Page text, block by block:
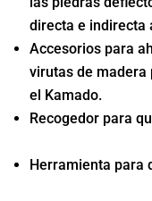
directa e indirecta
Accesorios para
virutas de madera
el Kamado.
Recogedor para
Herramienta para